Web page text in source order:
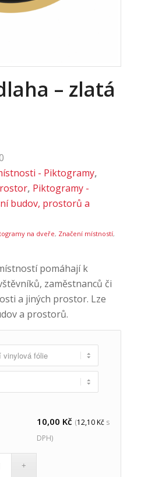
– zlatá
- Piktogramy,
, Piktogramy -
budov, prostorů a
na dveře, Značení místností,
pomáhají k
zaměstnanců či
a jiných prostor. Lze
a prostorů.
10,00 Kč (12,10Kč s
DPH)